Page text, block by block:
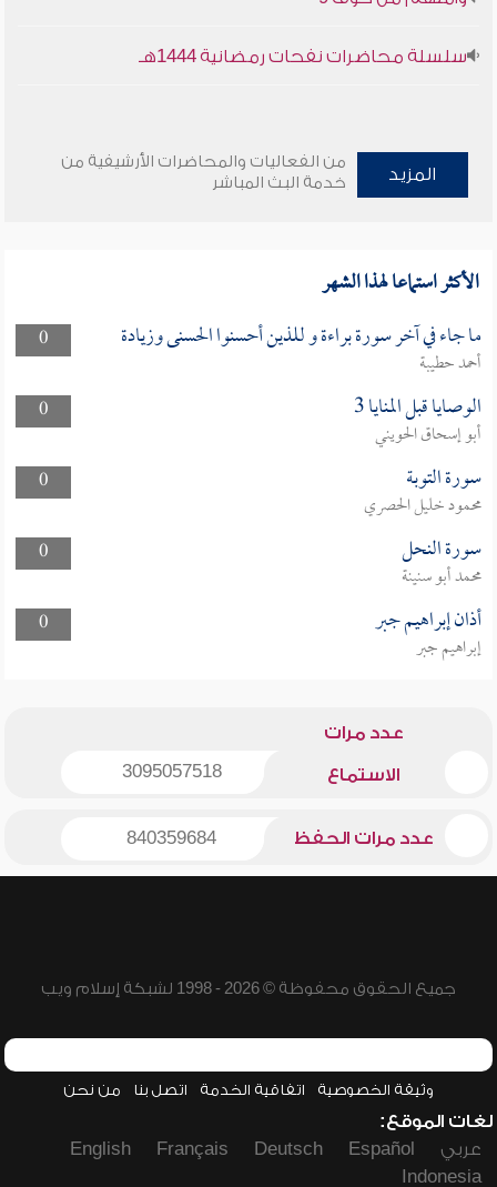
سلسلة محاضرات نفحات رمضانية 1444هـ
المزيد
من الفعاليات والمحاضرات الأرشيفية من
خدمة البث المباشر
الأكثر استماعا لهذا الشهر
0 ما جاء في آخر سورة براءة و للذين أحسنوا الحسنى وزيادة
أحمد حطيبة
0
الوصايا قبل المنايا 3
أبو إسحاق الحويني
0
سورة التوبة
محمود خليل الحصري
0
سورة النحل
محمد أبو سنينة
0
أذان إبراهيم جبر
إبراهيم جبر
عدد مرات
الاستماع 3095057518
عدد مرات الحفظ 840359684
جميع الحقوق محفوظة © 2026 - 1998 لشبكة إسلام ويب
وثيقة الخصوصية اتفاقية الخدمة اتصل بنا من نحن
لغات الموقع:
عربي
Español
Deutsch
Français
English
Indonesia